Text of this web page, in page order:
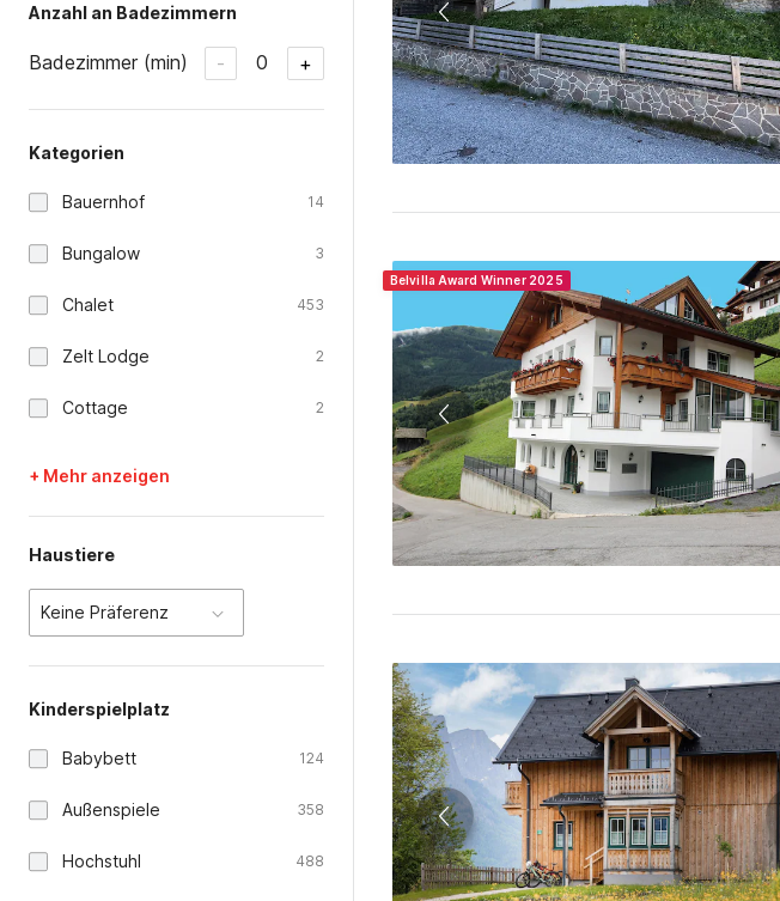
Anzahl an Badezimmern
Badezimmer (min) - 0 +
Kategorien
Bauernhof 14
Bungalow 3
Chalet 453
Zelt Lodge 2
Cottage 2
+ Mehr anzeigen
Haustiere
Keine Präferenz
Kinderspielplatz
Babybett 124
Außenspiele 358
Hochstuhl 488
Belvilla Award Winner 2025